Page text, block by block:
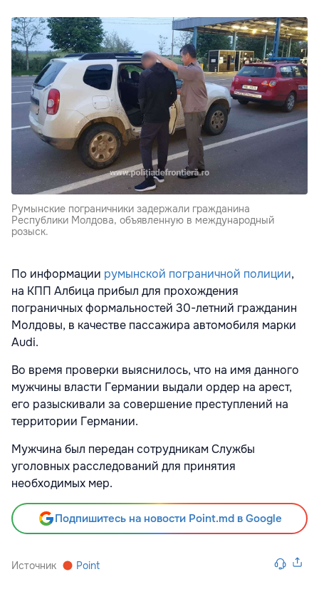
Румынские пограничники задержали гражданина
Республики Молдова, объявленную в международный
розыск.
По информации румынской пограничной полиции,
на КПП Албица прибыл для прохождения
пограничных формальностей 30-летний гражданин
Молдовы, в качестве пассажира автомобиля марки
Audi.
Во время проверки выяснилось, что на имя данного
мужчины власти Германии выдали ордер на арест,
его разыскивали за совершение преступлений на
территории Германии.
Мужчина был передан сотрудникам Службы
уголовных расследований для принятия
необходимых мер.
Подпишитесь на новости Point.md в Google
Источник Point